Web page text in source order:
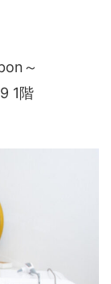
～
1階